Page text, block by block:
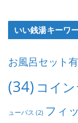
いい銭湯キーワ
お風呂セット有
(34) コイ
ューバス (2) フィ